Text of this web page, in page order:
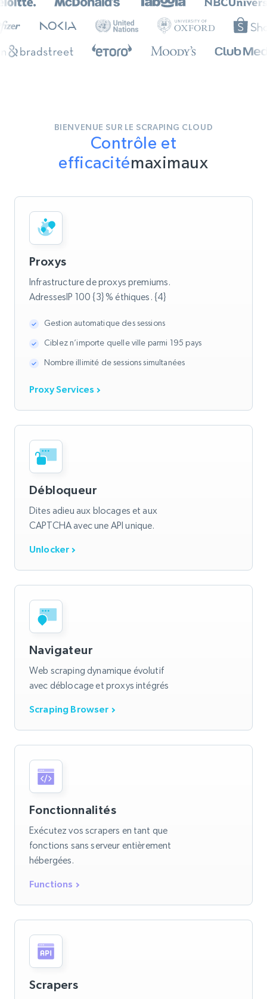
BIENVENUE SUR LE SCRAPING CLOUD
Contrôle et
efficacitémaximaux
Proxys
Infrastructure de proxys premiums.
AdressesIP 100 {3} % éthiques. {4}
Gestion automatique des sessions
Ciblez n’importe quelle ville parmi 195 pays
Nombre illimité de sessions simultanées
Proxy Services
Débloqueur
Dites adieu aux blocages et aux
CAPTCHA avec une API unique.
Unlocker
Navigateur
Web scraping dynamique évolutif
avec déblocage et proxys intégrés
Scraping Browser
Fonctionnalités
Exécutez vos scrapers en tant que
fonctions sans serveur entièrement
hébergées.
Functions
Scrapers